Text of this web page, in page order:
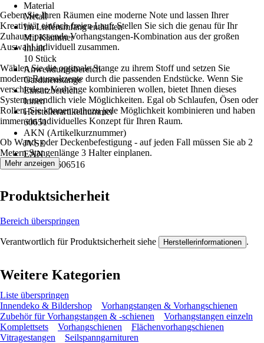
Material
Metall
Im Lieferumfang enthalten
Mit Klammer
Inhalt
10 Stück
Anwendungsbereich
Gardinenstange
Einsatzbereich
Innen
Herstellerartikelnummer
60651
AKN (Artikelkurznummer)
JVSE
EAN
4040255606516
Geben Sie Ihren Räumen eine moderne Note und lassen Ihrer
Kreativität einfach freien Lauf: Stellen Sie sich die genau für Ihr
Zuhause passende Vorhangstangen-Kombination aus der großen
Auswahl individuell zusammen.
Wählen Sie die optimale Stange zu ihrem Stoff und setzen Sie
moderneRaumakzente durch die passenden Endstücke. Wenn Sie
verschiedene Vorhänge kombinieren wollen, bietet Ihnen dieses
System unendlich viele Möglichkeiten. Egal ob Schlaufen, Ösen oder
Rollen, Sie können nahezu jede Möglichkeit kombinieren und haben
immer ein individuelles Konzept für Ihren Raum.
Ob Wand- oder Deckenbefestigung - auf jeden Fall müssen Sie ab 2
Metern Stangenlänge 3 Halter einplanen.
Mehr anzeigen
Produktsicherheit
Bereich überspringen
Verantwortlich für Produktsicherheit siehe Herstellerinformationen .
Weitere Kategorien
Liste überspringen
Innendeko & Bildershop
Vorhangstangen & Vorhangschienen
Zubehör für Vorhangstangen & -schienen
Vorhangstangen einzeln
Komplettsets
Vorhangschienen
Flächenvorhangschienen
Vitragestangen
Seilspanngarnituren